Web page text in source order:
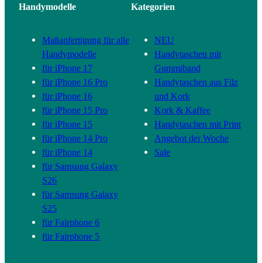
Handymodelle
Maßanfertigung für alle
Handymodelle
für iPhone 17
für iPhone 16 Pro
für iPhone 16
für iPhone 15 Pro
für iPhone 15
für iPhone 14 Pro
für iPhone 14
für Samsung Galaxy
S26
für Samsung Galaxy
S25
für Fairphone 6
für Fairphone 5
Kategorien
NEU
Handytaschen mit
Gummiband
Handytaschen aus Filz
und Kork
Kork & Kaffee
Handytaschen mit Print
Angebot der Woche
Sale